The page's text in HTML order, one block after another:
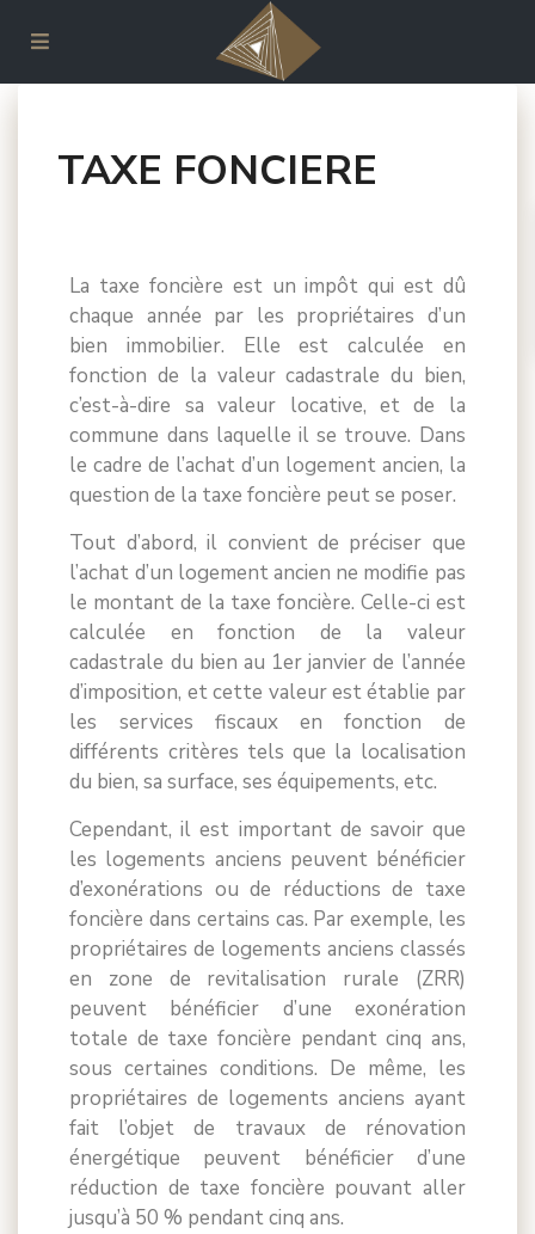
ACHETER DANS L’ANCIEN TAXE FONCIERE
TAXE FONCIERE
La taxe foncière est un impôt qui est dû
chaque année par les propriétaires d’un
bien immobilier. Elle est calculée en
fonction de la valeur cadastrale du bien,
c’est-à-dire sa valeur locative, et de la
commune dans laquelle il se trouve. Dans
le cadre de l’achat d’un logement ancien, la
question de la taxe foncière peut se poser.
Tout d’abord, il convient de préciser que
l’achat d’un logement ancien ne modifie pas
le montant de la taxe foncière. Celle-ci est
calculée en fonction de la valeur
cadastrale du bien au 1er janvier de l’année
d’imposition, et cette valeur est établie par
les services fiscaux en fonction de
différents critères tels que la localisation
du bien, sa surface, ses équipements, etc.
Cependant, il est important de savoir que
les logements anciens peuvent bénéficier
d’exonérations ou de réductions de taxe
foncière dans certains cas. Par exemple, les
propriétaires de logements anciens classés
en zone de revitalisation rurale (ZRR)
peuvent bénéficier d’une exonération
totale de taxe foncière pendant cinq ans,
sous certaines conditions. De même, les
propriétaires de logements anciens ayant
fait l’objet de travaux de rénovation
énergétique peuvent bénéficier d’une
réduction de taxe foncière pouvant aller
jusqu’à 50 % pendant cinq ans.